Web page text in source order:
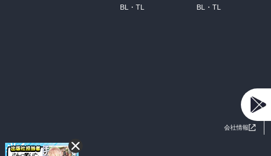
BL・TL
BL・TL
会社情報